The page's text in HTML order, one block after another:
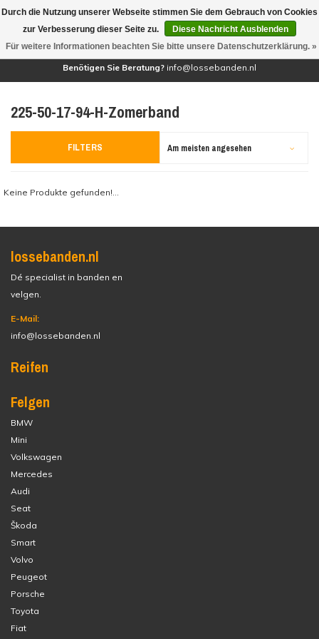
(0)
Benötigen Sie Beratung? info@lossebanden.nl
225-50-17-94-H-Zomerband
FILTERS Am meisten angesehen
Keine Produkte gefunden!...
lossebanden.nl
Dé specialist in banden en
velgen.
E-Mail:
info@lossebanden.nl
Reifen
Felgen
BMW
Mini
Volkswagen
Mercedes
Audi
Seat
Škoda
Smart
Volvo
Peugeot
Porsche
Toyota
Fiat
Durch die Nutzung unserer Webseite stimmen Sie dem Gebrauch von Cookies
zur Verbesserung dieser Seite zu.
Diese Nachricht Ausblenden
Für weitere Informationen beachten Sie bitte unsere Datenschutzerklärung. »